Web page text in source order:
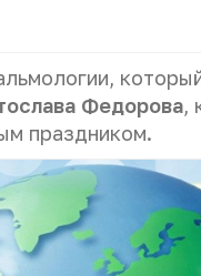
Федорова,
праздником.